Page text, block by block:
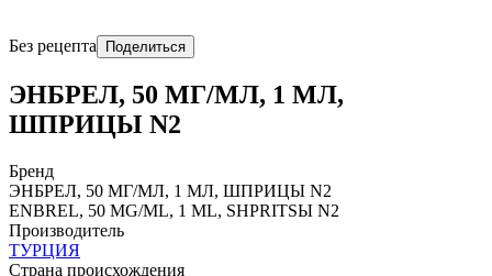
Без рецепта Поделиться
ЭНБРЕЛ, 50 МГ/МЛ, 1 МЛ,
ШПРИЦЫ N2
Бренд
ЭНБРЕЛ, 50 МГ/МЛ, 1 МЛ, ШПРИЦЫ N2
ENBRЕL, 50 MG/ML, 1 ML, SHPRITSЫ N2
Производитель
ТУРЦИЯ
Страна происхождения